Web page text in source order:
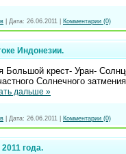
Дата: 26.06.2011 Комментарии (0)
Индонезии.
крест- Уран-
Солнечного
дальше »
Дата: 26.06.2011 Комментарии (0)
года.